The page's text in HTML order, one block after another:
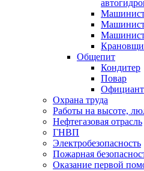
Машинист
Машинист
Машинист
Общепит
Кондитер
Повар
Официант
Охрана труда
Работы на высоте,
Нефтегазовая отрасль
ГНВП
Электробезопасность
Пожарная
Оказание первой